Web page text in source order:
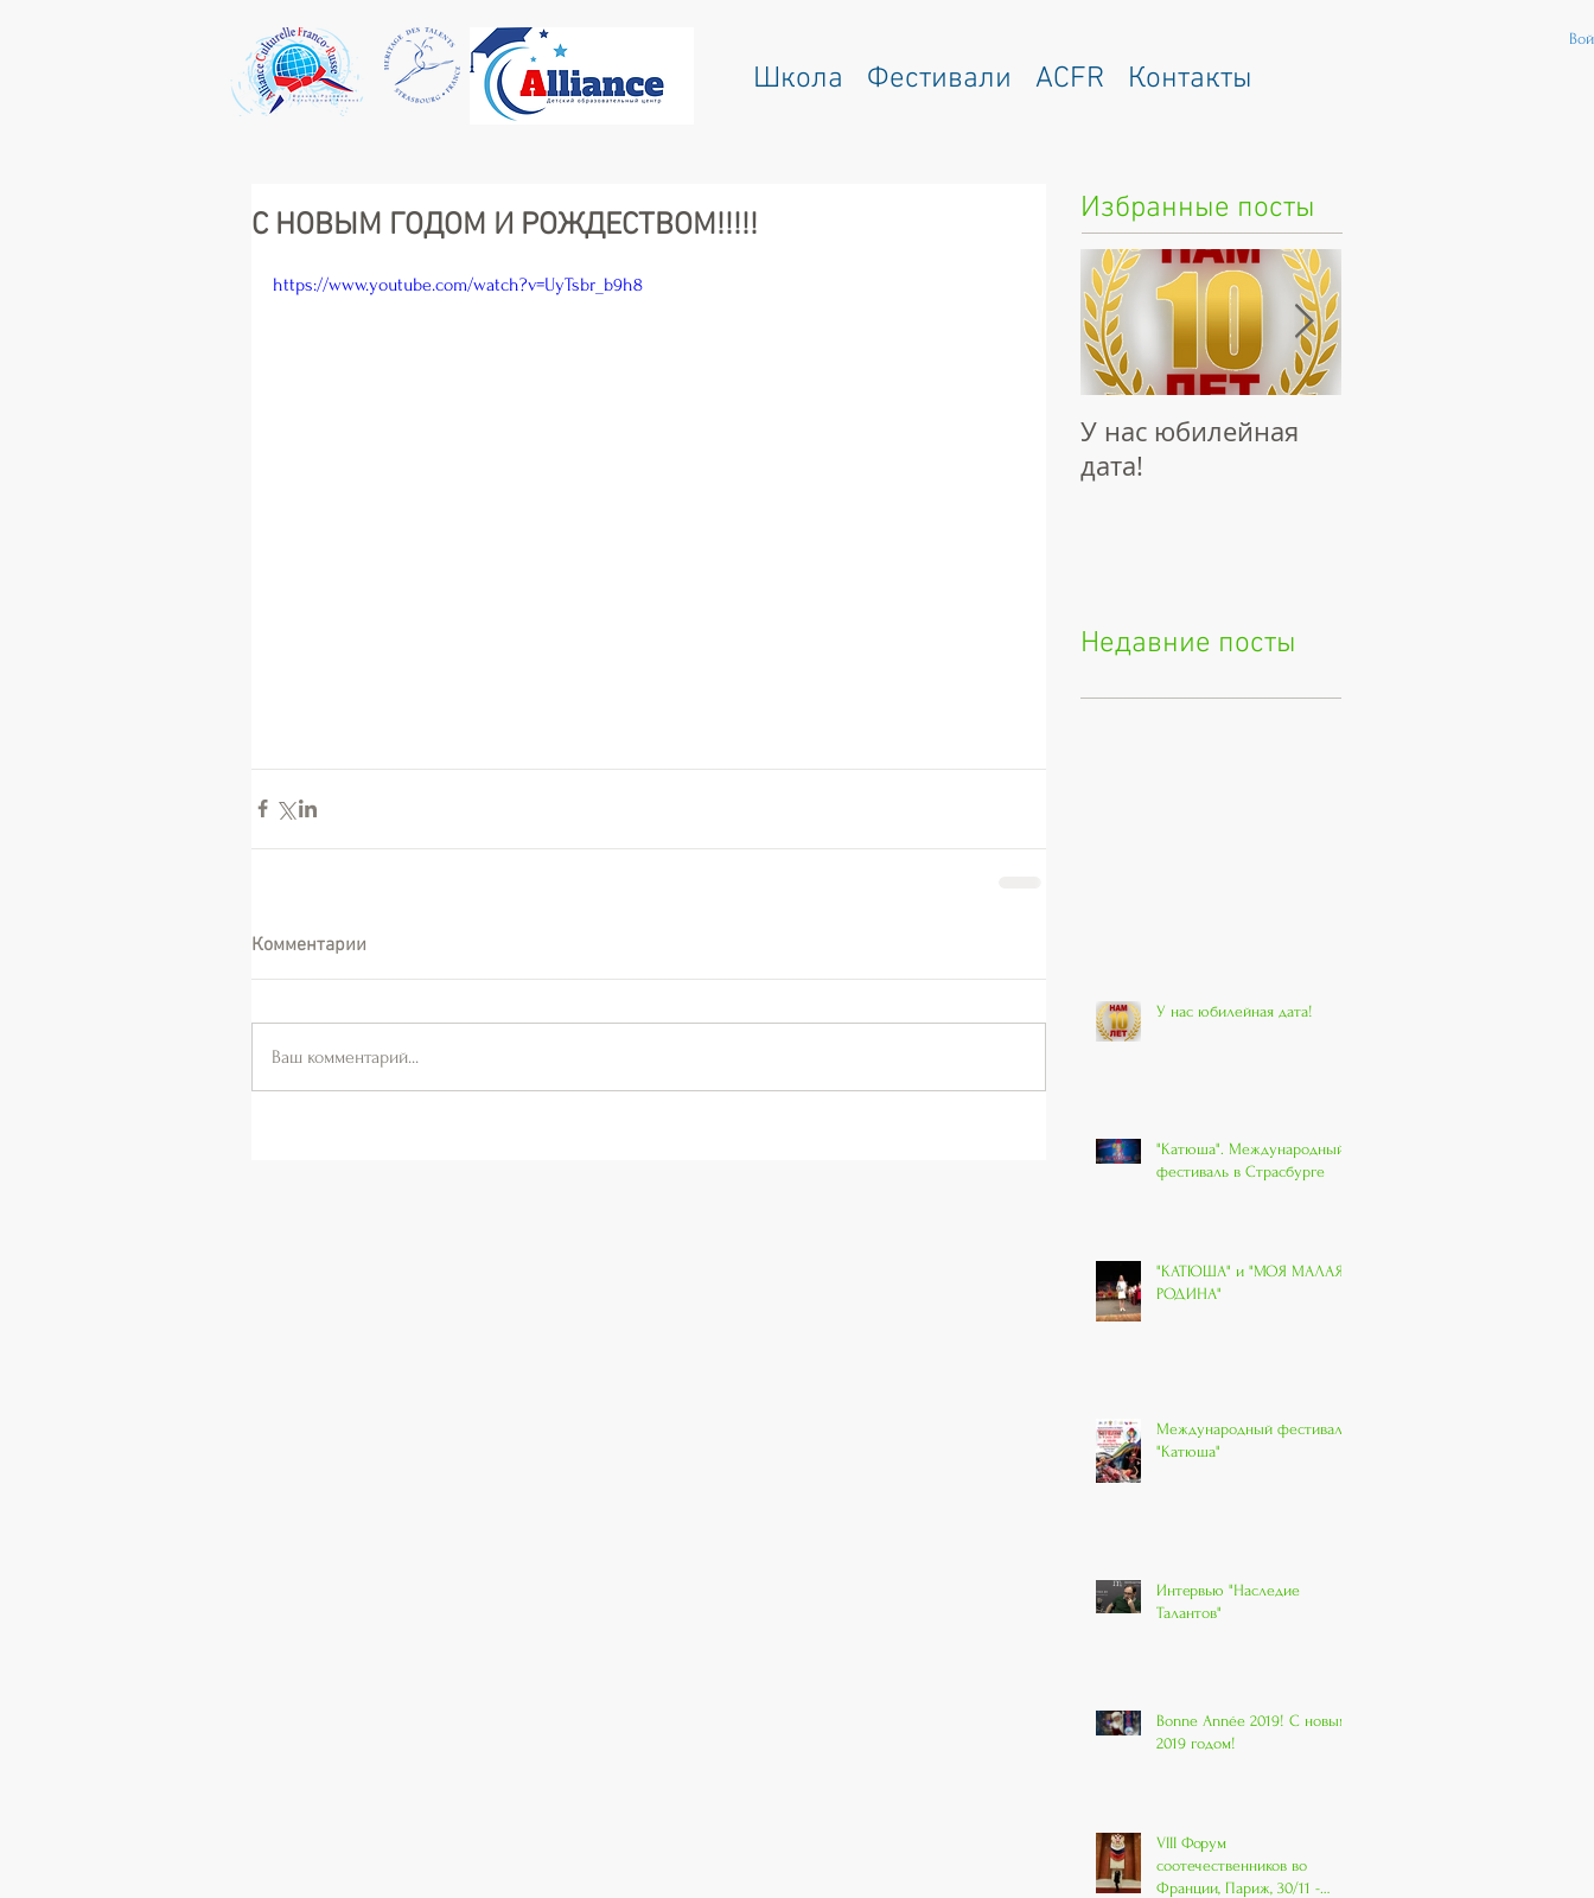
Школа Фестивали ACFR Контакты
С НОВЫМ ГОДОМ И РОЖДЕСТВОМ!!!!!
https://www.youtube.com/watch?v=UyTsbr_b9h8
Комментарии
Ваш комментарий...
Избранные посты
У нас юбилейная
дата!
Недавние посты
У нас юбилейная дата!
"Катюша". Международный
фестиваль в Страсбурге
"КАТЮША" и "МОЯ МАЛАЯ
РОДИНА"
Международный фестиваль
"Катюша"
Интервью "Наследие
Талантов"
Bonne Année 2019! С новым
2019 годом!
VIII Форум
соотечественников во
Франции, Париж, 30/11 -